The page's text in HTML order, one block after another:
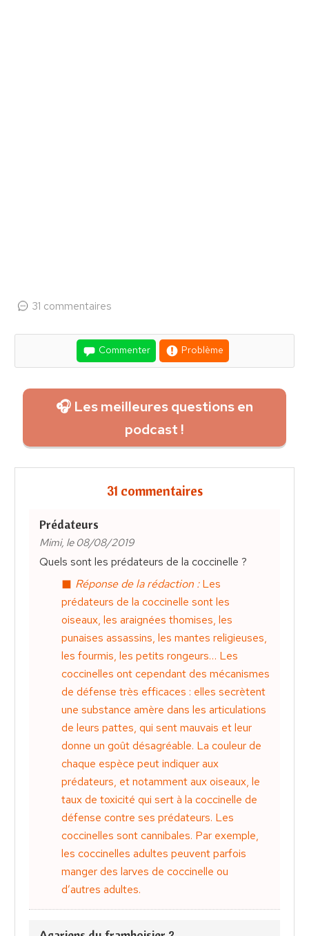
31 commentaires
Commenter Problème
🎧 Les meilleures questions en
podcast !
31 commentaires
Prédateurs
Mimi, le 08/08/2019
Quels sont les prédateurs de la coccinelle ?
Réponse de la rédaction :Les
prédateurs de la coccinelle sont les
oiseaux, les araignées thomises, les
punaises assassins, les mantes religieuses,
les fourmis, les petits rongeurs… Les
coccinelles ont cependant des mécanismes
de défense très efficaces : elles secrètent
une substance amère dans les articulations
de leurs pattes, qui sent mauvais et leur
donne un goût désagréable. La couleur de
chaque espèce peut indiquer aux
prédateurs, et notamment aux oiseaux, le
taux de toxicité qui sert à la coccinelle de
défense contre ses prédateurs. Les
coccinelles sont cannibales. Par exemple,
les coccinelles adultes peuvent parfois
manger des larves de coccinelle ou
d’autres adultes.